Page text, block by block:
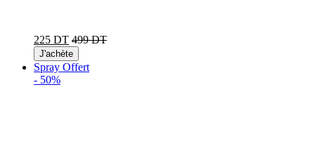
225 DT 499 DT
J'achète
Spray Offert
- 50%